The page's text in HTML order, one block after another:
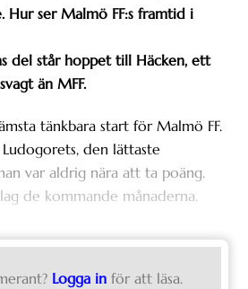
Hur ser Malmö FF:s framtid i
del står hoppet till Häcken, ett
än MFF.
tänkbara start för Malmö FF.
den lättaste
var aldrig nära att ta poäng.
de kommande månaderna.
Logga in för att läsa.